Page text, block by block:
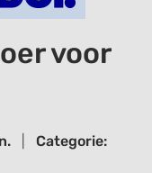
voor
Categorie: